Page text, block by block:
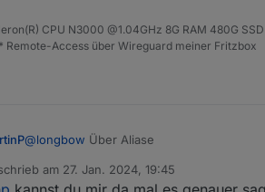
CPU N3000 @1.04GHz 8G RAM 480G
Remote-Access über Wireguard meiner Fritzbox
@longbow Über Aliase
am 27. Jan. 2024, 19:45
editiert von